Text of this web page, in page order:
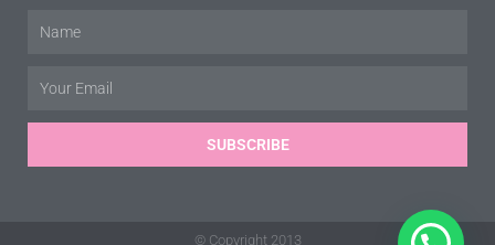
SUBSCRIBE
© Copyright 2013